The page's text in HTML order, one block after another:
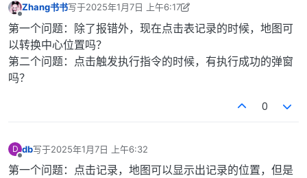
Zhang书书写于2025年1月7日 上午6:17
最后由 Zhang书书 编辑 2025年1月7日 下午2:18
第一个问题：除了报错外，现在点击表记录的时候，地图可
以转换中心位置吗？
第二个问题：点击触发执行指令的时候，有执行成功的弹窗
吗？
0
D db写于2025年1月7日 上午6:32
最后由 编辑
第一个问题：点击记录，地图可以显示出记录的位置，但是